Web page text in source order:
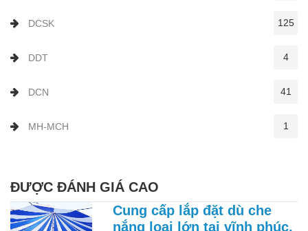
DCSK 125
DDT 4
DCN 41
MH-MCH 1
ĐƯỢC ĐÁNH GIÁ CAO
Cung cấp lắp đặt dù che
nắng loại lớn tại vĩnh phúc.